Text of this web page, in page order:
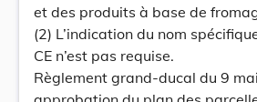
et des produits à base de
(2) L’indication du nom
CE n’est pas requise.
Règlement grand-ducal du 9